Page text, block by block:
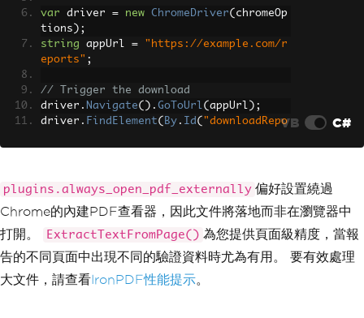
var driver = new ChromeDriver( chromeOp
tions );
string appUrl =
"https://example.com/r
eports" ;
// Trigger the download
driver . Navigate(). GoToUrl( appUrl );
driver . FindElement( By . Id ( "downloadRepo
read.Sleep with a file-system watcher
in production tests
System.Threading.Thread.Sleep(3000 );
// Read the downloaded PDF
string pdfPath =
@"C:\PDFTests\report.
pdf";
VB C#
plugins.always_open_pdf_externally 偏好設置繞過
Chrome的內建PDF查看器，因此文件將落地而非在瀏覽器中
打開。
ExtractTextFromPage() 為您提供頁面級精度，當報
告的不同頁面中出現不同的驗證資料時尤為有用。 要有效處理
大文件，請查看IronPDF性能提示。